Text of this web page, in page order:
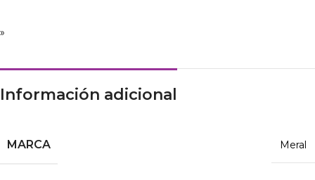
»
Información adicional
MARCA Meral